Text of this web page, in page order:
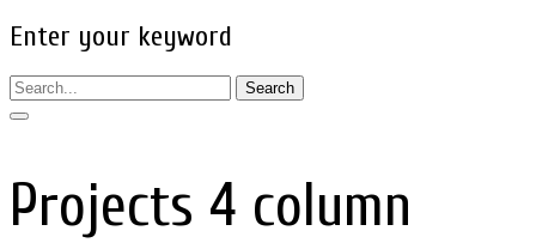
Enter your keyword
Search
Projects 4 column